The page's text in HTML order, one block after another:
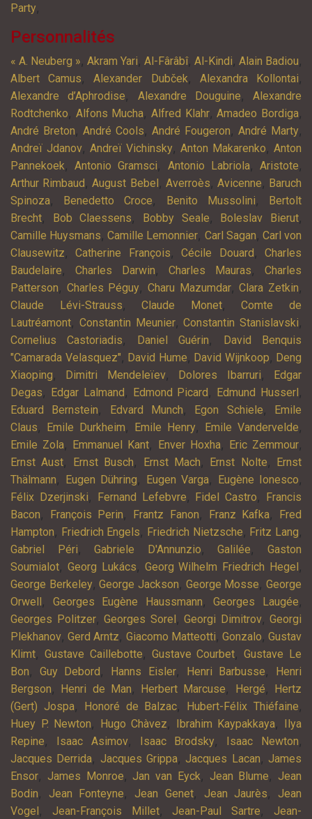
Party,
Personnalités
« A. Neuberg », Akram Yari, Al-Fârâbî, Al-Kindi, Alain Badiou,
Albert Camus,Alexander Dubček, Alexandra Kollontai,
Alexandre d’Aphrodise, Alexandre Douguine, Alexandre
Rodtchenko, Alfons Mucha,Alfred Klahr,Amadeo Bordiga,
André Breton, André Cools, André Fougeron, André Marty,
Andreï Jdanov, Andreï Vichinsky, Anton Makarenko, Anton
Pannekoek,Antonio Gramsci, Antonio Labriola,Aristote,
Arthur Rimbaud ,August Bebel , Averroès, Avicenne, Baruch
Spinoza, Benedetto Croce, Benito Mussolini,
Bertolt
Brecht, Bob Claessens, Bobby Seale, Boleslav Bierut,
Camille Huysmans,Camille Lemonnier, Carl Sagan, Carl von
Clausewitz,Catherine François,Cécile Douard ,Charles
Baudelaire, Charles Darwin, Charles Mauras, Charles
Patterson, Charles Péguy,Charu Mazumdar,Clara Zetkin,
Claude Lévi-Strauss,Claude Monet,Comte de
Lautréamont, Constantin Meunier,Constantin Stanislavski,
Cornelius Castoriadis, Daniel Guérin,
David Benquis
"Camarada Velasquez", David Hume, David Wijnkoop, Deng
Xiaoping, Dimitri Mendeleïev, Dolores Ibarruri,
Edgar
Degas, Edgar Lalmand , Edmond Picard , Edmund Husserl ,
Eduard Bernstein, Edvard Munch, Egon Schiele,
Emile
Claus, Emile Durkheim, Emile Henry, Emile Vandervelde,
Emile Zola, Emmanuel Kant, Enver Hoxha, Eric Zemmour,
Ernst Aust, Ernst Busch, Ernst Mach, Ernst Nolte,
Ernst
Thälmann, Eugen Dühring, Eugen Varga, Eugène Ionesco,
Félix Dzerjinski, Fernand Lefebvre, Fidel Castro,
Francis
Bacon, François Perin, Frantz Fanon, Franz Kafka,
Fred
Hampton, Friedrich Engels, Friedrich Nietzsche, Fritz Lang,
Gabriel Péri,Gabriele D'Annunzio,Galilée,Gaston
Soumialot, Georg Lukács, Georg Wilhelm Friedrich Hegel ,
George Berkeley,George Jackson, George Mosse,George
Orwell , Georges Eugène Haussmann,Georges Laugée,
Georges Politzer, Georges Sorel , Georgi Dimitrov, Georgi
Plekhanov,Gerd Arntz, Giacomo Matteotti, Gonzalo,Gustav
Klimt, Gustave Caillebotte, Gustave Courbet,Gustave Le
Bon, Guy Debord , Hanns Eisler, Henri Barbusse,
Henri
Bergson, Henri de Man, Herbert Marcuse, Hergé,
Hertz
(Gert) Jospa, Honoré de Balzac, Hubert-Félix Thiéfaine,
Huey P. Newton, Hugo Chàvez, Ibrahim Kaypakkaya,
Ilya
Repine, Isaac Asimov, Isaac Brodsky, Isaac Newton,
Jacques Derrida, Jacques Grippa, Jacques Lacan, James
Ensor, James Monroe, Jan van Eyck, Jean Blume, Jean
Bodin, Jean Fonteyne, Jean Genet, Jean Jaurès, Jean
Vogel , Jean-François Millet, Jean-Paul Sartre, Jean-